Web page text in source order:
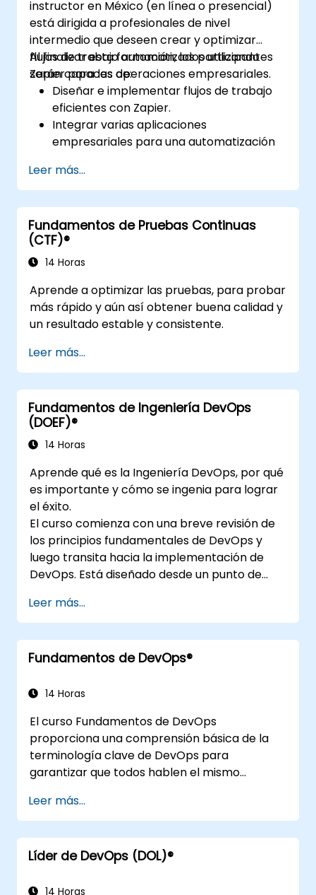
instructor en México (en línea o presencial)
está dirigida a profesionales de nivel
intermedio que deseen crear y optimizar
flujos de trabajo automatizados utilizando
Zapier para las operaciones empresariales.
Al finalizar esta formación, los participantes
serán capaces de:
Diseñar e implementar flujos de trabajo
eficientes con Zapier.
Integrar varias aplicaciones
empresariales para una automatización
Optimizar el rendimiento de los Zaps y
solucionar problemas comunes.
Escalar la automatización de flujos de
trabajo para satisfacer las necesidades
del negocio.
Leer más...
Fundamentos de Pruebas Continuas
(CTF)®
14 Horas
Aprende a optimizar las pruebas, para probar
más rápido y aún así obtener buena calidad y
un resultado estable y consistente.
Leer más...
Fundamentos de Ingeniería DevOps
(DOEF)®
14 Horas
Aprende qué es la Ingeniería DevOps, por qué
es importante y cómo se ingenia para lograr
el éxito.
El curso comienza con una breve revisión de
los principios fundamentales de DevOps y
luego transita hacia la implementación de
DevOps. Está diseñado desde un punto de
DevOps en relación con otros marcos,
tecnologías,
prácticas de diseño de aplicaciones,
prácticas de integración continua, entrega e
continuas, infraestructuras elásticas,
gobernanza, aspectos humanos y tendencias
futuras de la ingeniería DevOps.
Leer más...
Fundamentos de DevOps®
14 Horas
El curso Fundamentos de DevOps
proporciona una comprensión básica de la
terminología clave de DevOps para
garantizar que todos hablen el mismo
para apoyar el éxito organizacional.
Leer más...
Líder de DevOps (DOL)®
14 Horas